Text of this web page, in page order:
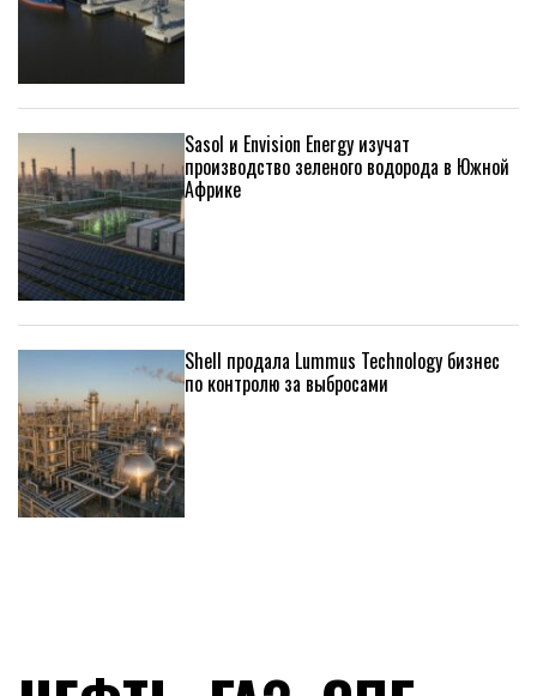
Sasol и Envision Energy изучат
производство зеленого водорода в Южной
Африке
Shell продала Lummus Technology бизнес
по контролю за выбросами